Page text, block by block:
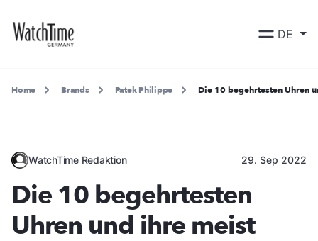
DE
Home Brands Patek Philippe Die 10 begehrtesten Uhren
WatchTime Redaktion 29. Sep 2022
Die 10 begehrtesten
Uhren und ihre meist